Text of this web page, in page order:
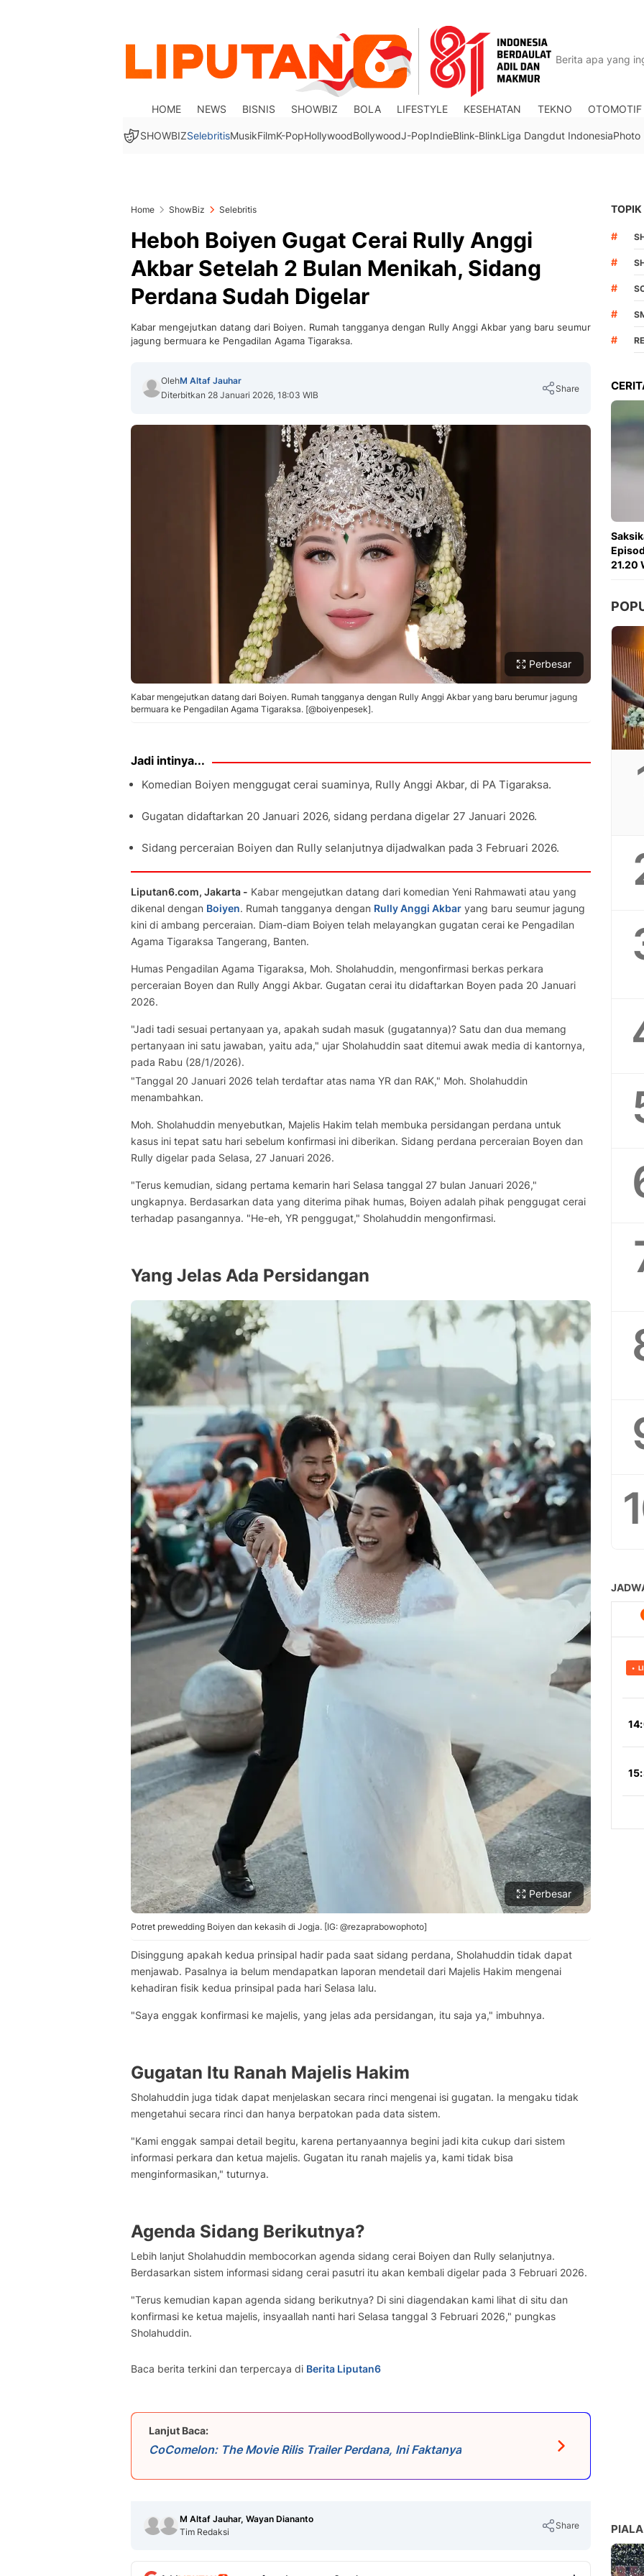
HOME NEWS BISNIS SHOWBIZ BOLA LIFESTYLE KESEHATAN TEKNO OTOMOTIF
SHOWBIZSelebritisMusikFilmK-PopHollywoodBollywoodJ-PopIndieBlink-BlinkLiga Dangdut IndonesiaPhoto
Home ShowBiz Selebritis
Heboh Boiyen Gugat Cerai Rully Anggi
Akbar Setelah 2 Bulan Menikah, Sidang
Perdana Sudah Digelar
Kabar mengejutkan datang dari Boiyen. Rumah tangganya dengan Rully Anggi Akbar yang baru seumur
jagung bermuara ke Pengadilan Agama Tigaraksa.
OlehM Altaf Jauhar
Diterbitkan 28 Januari 2026, 18:03 WIB
Share
Perbesar
Kabar mengejutkan datang dari Boiyen. Rumah tangganya dengan Rully Anggi Akbar yang baru berumur jagung
bermuara ke Pengadilan Agama Tigaraksa. [@boiyenpesek].
Jadi intinya...
Komedian Boiyen menggugat cerai suaminya, Rully Anggi Akbar, di PA Tigaraksa.
Gugatan didaftarkan 20 Januari 2026, sidang perdana digelar 27 Januari 2026.
Sidang perceraian Boiyen dan Rully selanjutnya dijadwalkan pada 3 Februari 2026.
Liputan6.com, Jakarta - Kabar mengejutkan datang dari komedian Yeni Rahmawati atau yang
dikenal dengan Boiyen. Rumah tangganya dengan Rully Anggi Akbar yang baru seumur jagung
kini di ambang perceraian. Diam-diam Boiyen telah melayangkan gugatan cerai ke Pengadilan
Agama Tigaraksa Tangerang, Banten.
Humas Pengadilan Agama Tigaraksa, Moh. Sholahuddin, mengonfirmasi berkas perkara
perceraian Boyen dan Rully Anggi Akbar. Gugatan cerai itu didaftarkan Boyen pada 20 Januari
2026.
"Jadi tadi sesuai pertanyaan ya, apakah sudah masuk (gugatannya)? Satu dan dua memang
pertanyaan ini satu jawaban, yaitu ada," ujar Sholahuddin saat ditemui awak media di kantornya,
pada Rabu (28/1/2026).
"Tanggal 20 Januari 2026 telah terdaftar atas nama YR dan RAK," Moh. Sholahuddin
menambahkan.
Moh. Sholahuddin menyebutkan, Majelis Hakim telah membuka persidangan perdana untuk
kasus ini tepat satu hari sebelum konfirmasi ini diberikan. Sidang perdana perceraian Boyen dan
Rully digelar pada Selasa, 27 Januari 2026.
"Terus kemudian, sidang pertama kemarin hari Selasa tanggal 27 bulan Januari 2026,"
ungkapnya. Berdasarkan data yang diterima pihak humas, Boiyen adalah pihak penggugat cerai
terhadap pasangannya. "He-eh, YR penggugat," Sholahuddin mengonfirmasi.
Yang Jelas Ada Persidangan
Perbesar
Potret prewedding Boiyen dan kekasih di Jogja. [IG: @rezaprabowophoto]
Disinggung apakah kedua prinsipal hadir pada saat sidang perdana, Sholahuddin tidak dapat
menjawab. Pasalnya ia belum mendapatkan laporan mendetail dari Majelis Hakim mengenai
kehadiran fisik kedua prinsipal pada hari Selasa lalu.
"Saya enggak konfirmasi ke majelis, yang jelas ada persidangan, itu saja ya," imbuhnya.
Gugatan Itu Ranah Majelis Hakim
Sholahuddin juga tidak dapat menjelaskan secara rinci mengenai isi gugatan. Ia mengaku tidak
mengetahui secara rinci dan hanya berpatokan pada data sistem.
"Kami enggak sampai detail begitu, karena pertanyaannya begini jadi kita cukup dari sistem
informasi perkara dan ketua majelis. Gugatan itu ranah majelis ya, kami tidak bisa
menginformasikan," tuturnya.
Agenda Sidang Berikutnya?
Lebih lanjut Sholahuddin membocorkan agenda sidang cerai Boiyen dan Rully selanjutnya.
Berdasarkan sistem informasi sidang cerai pasutri itu akan kembali digelar pada 3 Februari 2026.
"Terus kemudian kapan agenda sidang berikutnya? Di sini diagendakan kami lihat di situ dan
konfirmasi ke ketua majelis, insyaallah nanti hari Selasa tanggal 3 Februari 2026," pungkas
Sholahuddin.
Baca berita terkini dan terpercaya di Berita Liputan6
Lanjut Baca:
CoComelon: The Movie Rilis Trailer Perdana, Ini Faktanya
M Altaf Jauhar, Wayan Diananto
Tim Redaksi
Share
TOPIK
#
#
#
#
#
21.20